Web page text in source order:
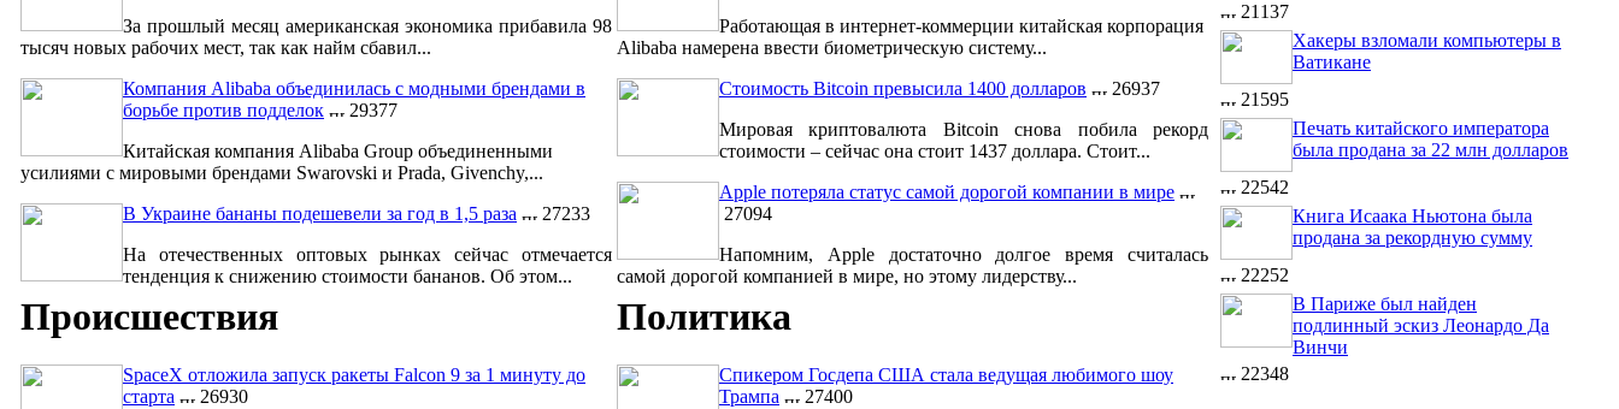
За прошлый месяц американская экономика прибавила 98
тысяч новых рабочих мест, так как найм сбавил...
Компания Alibaba объединилась с модными брендами в
борьбе против подделок
29377
Китайская компания Alibaba Group объединенными
усилиями с мировыми брендами Swarovski и Prada, Givenchy,...
В Украине бананы подешевели за год в 1,5 раза
27233
На отечественных оптовых рынках сейчас отмечается
тенденция к снижению стоимости бананов. Об этом...
Работающая в интернет-коммерции китайская корпорация
Alibaba намерена ввести биометрическую систему...
Стоимость Bitcoin превысила 1400 долларов
26937
Мировая криптовалюта Bitcoin снова побила рекорд
стоимости – сейчас она стоит 1437 доллара. Стоит...
Apple потеряла статус самой дорогой компании в мире
27094
Напомним, Apple достаточно долгое время считалась
самой дорогой компанией в мире, но этому лидерству...
Происшествия
SpaceX отложила запуск ракеты Falcon 9 за 1 минуту до
старта
26930
Политика
Спикером Госдепа США стала ведущая любимого шоу
Трампа
27400
21137
Хакеры взломали компьютеры в
Ватикане
21595
Печать китайского императора
была продана за 22 млн долларов
22542
Книга Исаака Ньютона была
продана за рекордную сумму
22252
В Париже был найден
подлинный эскиз Леонардо Да
Винчи
22348